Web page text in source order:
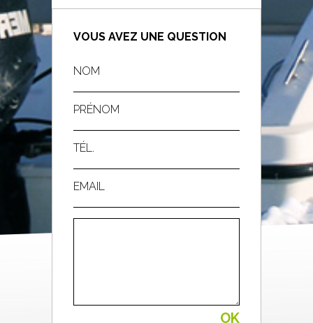
VOUS AVEZ UNE QUESTION
NOM
PRÉNOM
TÉL.
EMAIL